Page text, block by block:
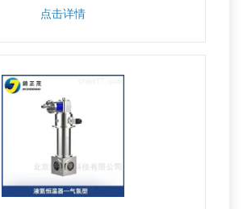
点击详情